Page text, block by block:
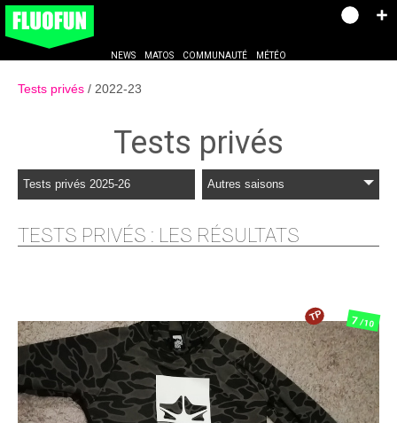
NEWS MATOS COMMUNAUTÉ MÉTÉO
Tests privés 2022-23
Tests privés
Tests privés 2025-26 Autres saisons
TESTS PRIVÉS : LES RÉSULTATS
7/10
TP